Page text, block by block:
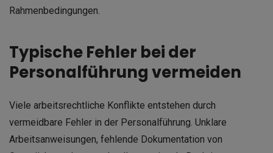
Rahmenbedingungen.
Typische Fehler bei der
Personalführung vermeiden
Viele arbeitsrechtliche Konflikte entstehen durch
vermeidbare Fehler in der Personalführung. Unklare
Arbeitsanweisungen, fehlende Dokumentation von